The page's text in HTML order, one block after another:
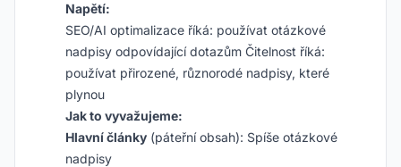
Napětí:
SEO/AI optimalizace říká: používat otázkové
nadpisy odpovídající dotazům Čitelnost říká:
používat přirozené, různorodé nadpisy, které
plynou
Jak to vyvažujeme:
Hlavní články (páteřní obsah): Spíše otázkové
nadpisy